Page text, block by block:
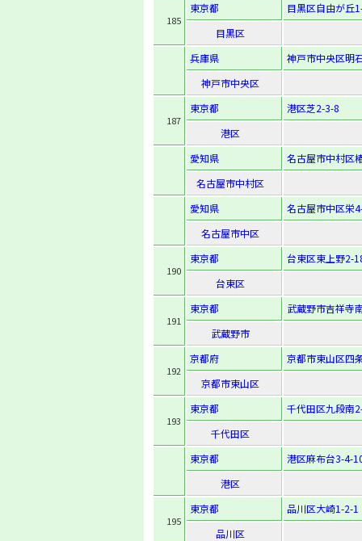
185
東京都
目黒区自由が丘
目黒区
兵庫県
神戸市中央区明
神戸市中央区
187
東京都
港区芝2-3-8
港区
愛知県
名古屋市中村区
名古屋市中村区
愛知県
名古屋市中区栄
名古屋市中区
190
東京都
台東区東上野2-
台東区
191
東京都
武蔵野市吉祥寺
武蔵野市
192
京都府
京都市東山区四
京都市東山区
193
東京都
千代田区九段南
千代田区
東京都
港区麻布台3-4-
港区
195
東京都
品川区大崎1-2-1
品川区